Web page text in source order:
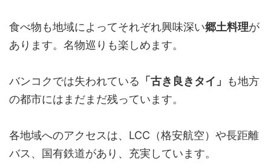
食べ物も地域によってそれぞれ興味深い郷土料理が
あります。名物巡りも楽しめます。
バンコクでは失われている 「古き良きタイ」
も地方
の都市にはまだまだ残っています。
各地域へのアクセスは、LCC（格安航空）や長距離
バス、国有鉄道があり、充実しています。